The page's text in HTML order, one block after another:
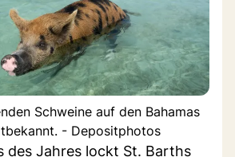
Schweine auf den Bahamas
- Depositphotos
des Jahres lockt St. Barths